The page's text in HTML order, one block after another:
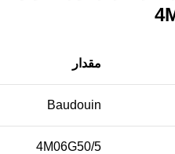
مقدار
Baudouin
4M06G50/5